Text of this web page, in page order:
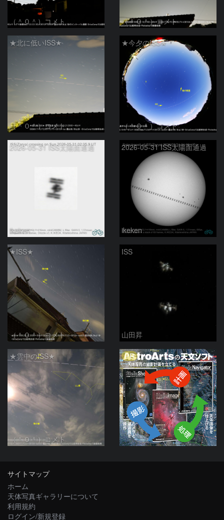
（＾０＾）コメト （＾０＾）コメト
★北に低いISS★
（＾０＾）コメト
★今夕のISS★
（＾０＾）コメト
2026-05-31 ISS太陽面通過
ikeken
2026-05-31 ISS太陽面通過
ikeken
★ISS★
（＾０＾）コメト
ISS
山田昇
★雲中のISS★
（＾０＾）コメト
PR
サイトマップ
ホーム
天体写真ギャラリーについて
利用規約
ログイン/新規登録